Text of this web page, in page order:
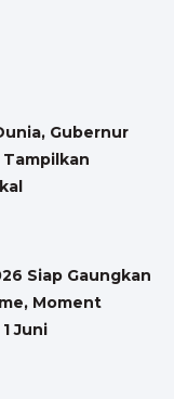
Gubernur
Tampilkan
Siap Gaungkan
Moment
Juni